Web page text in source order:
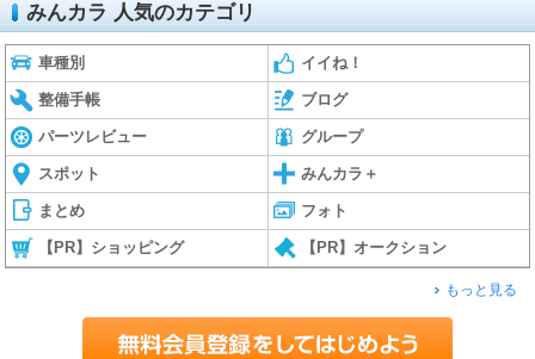
みんカラ 人気のカテゴリ
車種別 イイね！
整備手帳 ブログ
パーツレビュー グループ
スポット みんカラ＋
まとめ フォト
【PR】ショッピング 【PR】オークション
もっと見る